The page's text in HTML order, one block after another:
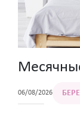
рисков
06/08/2026